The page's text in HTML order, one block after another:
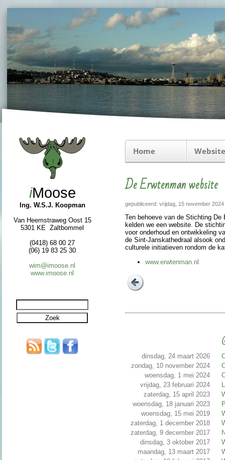
iMoose
Ing. W.S.J. Koopman
Van Heemstraweg Oost 15
5301 KE Zaltbommel
(0418) 68 00 27
(06) 19 83 25 30
wim@imoose.nl
www.imoose.nl
Home
De Erwtenman website
gepubliceerd: vrijdag, 15 november 2024
Ten behoeve van de Stich­ting
kel­den we een web­si­te. De
voor on­der­houd en ont­wik­ke­ling
de Sint-Jans­kathe­draal alsook
culturele ini­tia­tie­ven rondom de
www.erwtenman.nl
dinsdag, 24 maart 2026
zondag, 10 november 2024
woensdag, 1 mei 2024
vrijdag, 23 februari 2024
zaterdag, 15 april 2023
woensdag, 18 januari 2023
woensdag, 15 mei 2019
zaterdag, 1 december 2018
zaterdag, 9 december 2017
dinsdag, 3 oktober 2017
maandag, 13 maart 2017